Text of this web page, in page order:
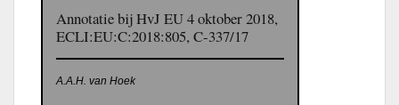
Annotatie bij HvJ EU 4 oktober 2018,
ECLI:EU:C:2018:805, C-337/17
A.A.H. van Hoek